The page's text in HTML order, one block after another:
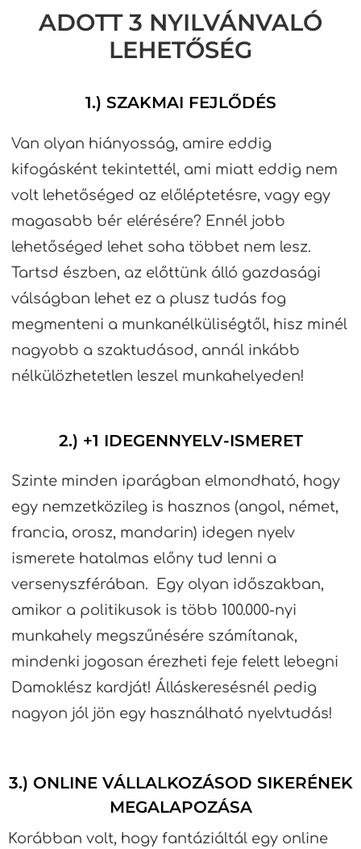
ADOTT 3 NYILVÁNVALÓ
LEHETŐSÉG
1.) SZAKMAI FEJLŐDÉS
Van olyan hiányosság, amire eddig
kifogásként tekintettél, ami miatt eddig nem
volt lehetőséged az előléptetésre, vagy egy
magasabb bér elérésére? Ennél jobb
lehetőséged lehet soha többet nem lesz.
Tartsd észben, az előttünk álló gazdasági
válságban lehet ez a plusz tudás fog
megmenteni a munkanélküliségtől, hisz minél
nagyobb a szaktudásod, annál inkább
nélkülözhetetlen leszel munkahelyeden!
2.) +1 IDEGENNYELV-ISMERET
Szinte minden iparágban elmondható, hogy
egy nemzetközileg is hasznos (angol, német,
francia, orosz, mandarin) idegen nyelv
ismerete hatalmas előny tud lenni a
versenyszférában. Egy olyan időszakban,
amikor a politikusok is több 100.000-nyi
munkahely megszűnésére számítanak,
mindenki jogosan érezheti feje felett lebegni
Damoklész kardját! Álláskeresésnél pedig
nagyon jól jön egy használható nyelvtudás!
3.) ONLINE VÁLLALKOZÁSOD SIKERÉNEK
MEGALAPOZÁSA
Korábban volt, hogy fantáziáltál egy online